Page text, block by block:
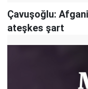
Çavuşoğlu:
ateşkes şart